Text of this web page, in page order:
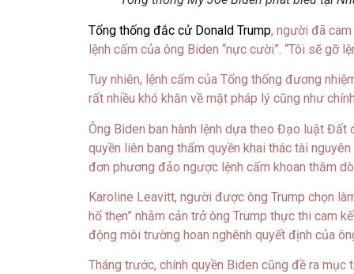
Tổng thống đắc cử Donald Trump, người đã
lệnh cấm của ông Biden “nực cười”. “Tôi sẽ gỡ
Tuy nhiên, lệnh cấm của Tổng thống đương
rất nhiều khó khăn về mặt pháp lý cũng như
Ông Biden ban hành lệnh dựa theo Đạo luật
quyền liên bang thẩm quyền khai thác tài
đơn phương đảo ngược lệnh cấm khoan thăm
Karoline Leavitt, người được ông Trump chọn
hổ thẹn” nhằm cản trở ông Trump thực thi cam
động môi trường hoan nghênh quyết định của
Tháng trước, chính quyền Biden cũng đề ra